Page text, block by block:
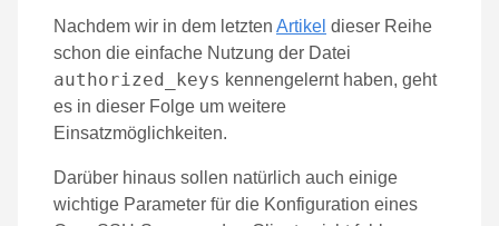
Nachdem wir in dem letzten Artikel dieser Reihe
schon die einfache Nutzung der Datei
authorized_keys kennengelernt haben, geht
es in dieser Folge um weitere
Einsatzmöglichkeiten.
Darüber hinaus sollen natürlich auch einige
wichtige Parameter für die Konfiguration eines